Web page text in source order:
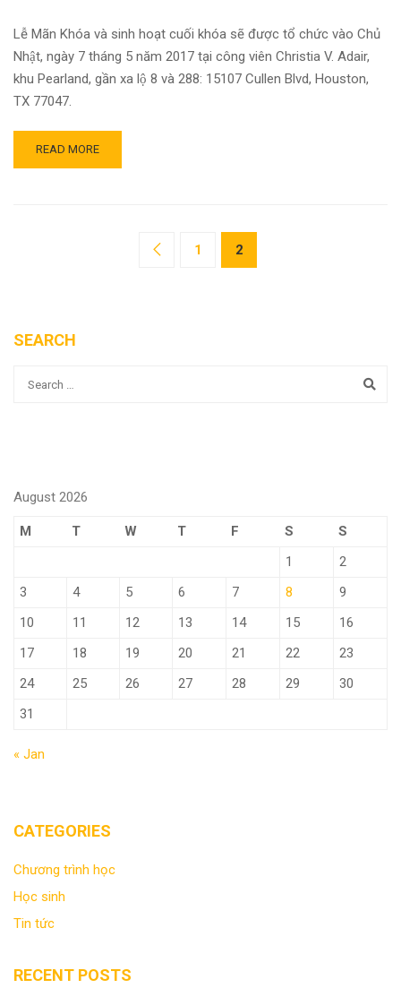
Lễ Mãn Khóa và sinh hoạt cuối khóa sẽ được tổ chức vào Chủ
Nhật, ngày 7 tháng 5 năm 2017 tại công viên Christia V. Adair,
khu Pearland, gần xa lộ 8 và 288: 15107 Cullen Blvd, Houston,
TX 77047.
READ MORE
1 2
SEARCH
August 2026
M T W T F S
S
1
2
3
4 5 6 7 8
9
10
11 12 13 14 15
16
17
18 19 20 21 22
23
24
25 26 27 28 29
30
31
« Jan
CATEGORIES
Chương trình học
Học sinh
Tin tức
RECENT POSTS